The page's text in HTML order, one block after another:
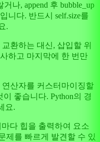
나, append 후 bubble_up
니다. 반드시 self.size를
.
환하는 대신, 삽입할 위
하고 마지막에 한 번만
산자를 커스터마이징할
이 좋습니다. Python의 경
요.
다 힙을 출력하여 요소
제를 빠르게 발견할 수 있